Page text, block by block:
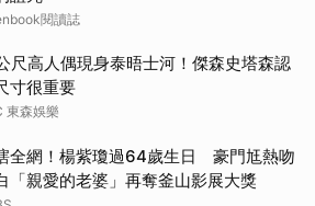
閱讀誌
尺高人偶現身泰晤士河！傑森史塔森認
寸很重要
東森娛樂
全網！楊紫瓊過64歲生日 豪門尪熱吻
「親愛的老婆」再奪釜山影展大獎